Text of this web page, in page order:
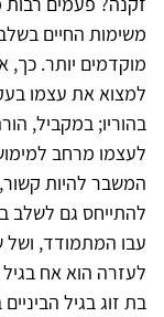
משימות החיים
מוקדמים יותר.
למצוא את עצמו
בהוריו; במקביל,
לעצמו מרחב
המשבר להיות קשור,
להתייחס גם לשלב
עבו המתמודד,
לעזרה הוא אח
בת זוג בגיל